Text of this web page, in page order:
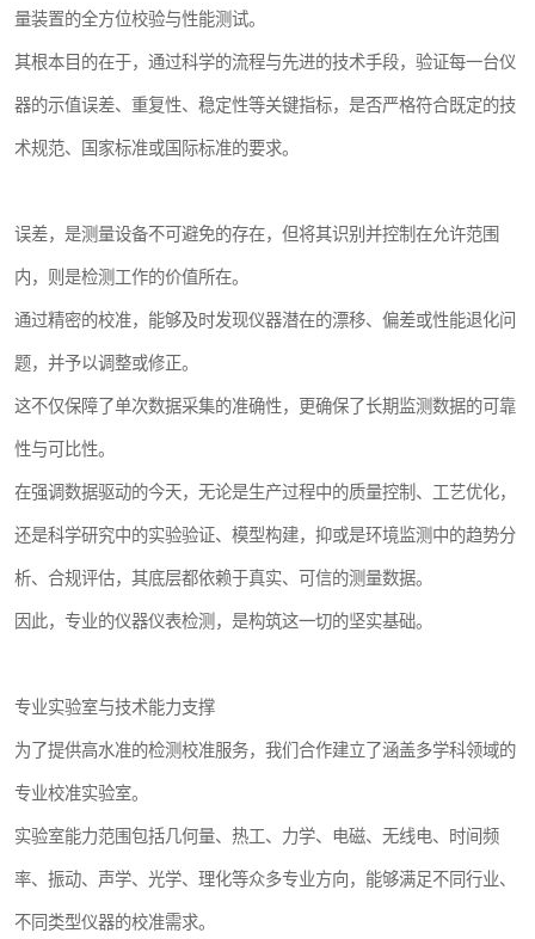
量装置的全方位校验与性能测试。
其根本目的在于，通过科学的流程与先进的技术手段，验证每一台仪
器的示值误差、重复性、稳定性等关键指标，是否严格符合既定的技
术规范、国家标准或国际标准的要求。
误差，是测量设备不可避免的存在，但将其识别并控制在允许范围
内，则是检测工作的价值所在。
通过精密的校准，能够及时发现仪器潜在的漂移、偏差或性能退化问
题，并予以调整或修正。
这不仅保障了单次数据采集的准确性，更确保了长期监测数据的可靠
性与可比性。
在强调数据驱动的今天，无论是生产过程中的质量控制、工艺优化，
还是科学研究中的实验验证、模型构建，抑或是环境监测中的趋势分
析、合规评估，其底层都依赖于真实、可信的测量数据。
因此，专业的仪器仪表检测，是构筑这一切的坚实基础。
专业实验室与技术能力支撑
为了提供高水准的检测校准服务，我们合作建立了涵盖多学科领域的
专业校准实验室。
实验室能力范围包括几何量、热工、力学、电磁、无线电、时间频
率、振动、声学、光学、理化等众多专业方向，能够满足不同行业、
不同类型仪器的校准需求。